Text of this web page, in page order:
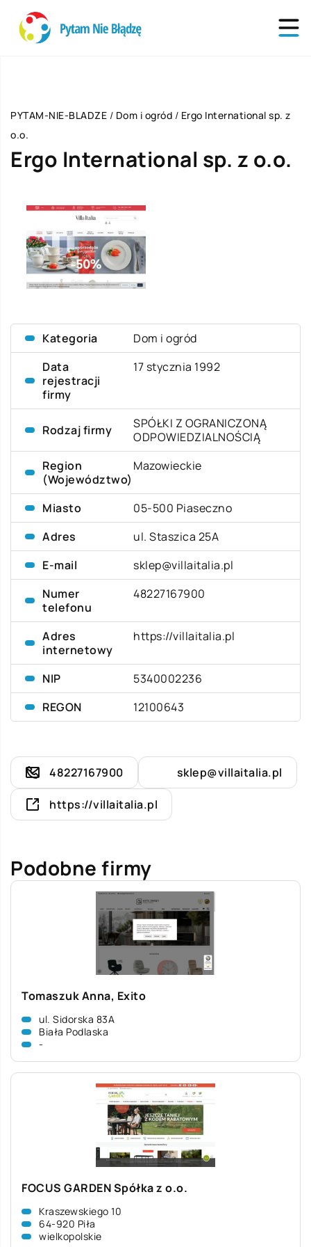
PYTAM-NIE-BLADZE / Dom i ogród / Ergo International sp. z
o.o.
Ergo International sp. z o.o.
Kategoria
Dom i ogród
Data
rejestracji
firmy
17 stycznia 1992
Rodzaj firmy
SPÓŁKI Z OGRANICZONĄ
ODPOWIEDZIALNOŚCIĄ
Region
(Województwo)
Mazowieckie
Miasto
05-500 Piaseczno
Adres
ul. Staszica 25A
E-mail
sklep@villaitalia.pl
Numer
telefonu
48227167900
Adres
internetowy
https://villaitalia.pl
NIP
5340002236
REGON
12100643
48227167900 sklep@villaitalia.pl
https://villaitalia.pl
Podobne firmy
Tomaszuk Anna, Exito
ul. Sidorska 83A
Biała Podlaska
-
FOCUS GARDEN Spółka z o.o.
Kraszewskiego 10
64-920 Piła
wielkopolskie